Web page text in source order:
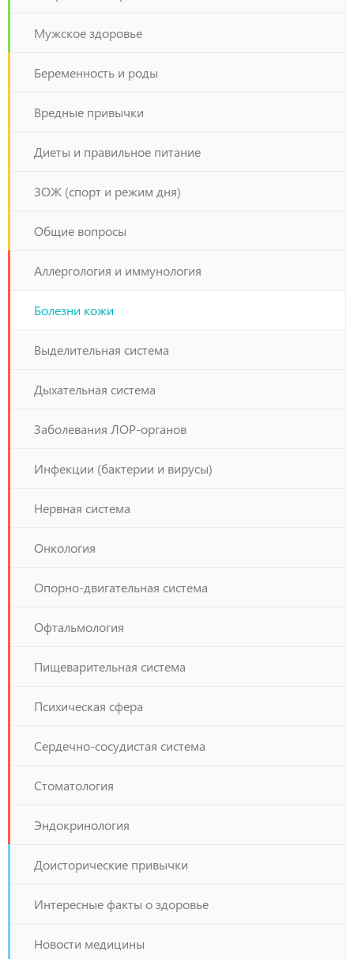
Мужское здоровье
Беременность и роды
Вредные привычки
Диеты и правильное питание
ЗОЖ (спорт и режим дня)
Общие вопросы
Аллергология и иммунология
Болезни кожи
Выделительная система
Дыхательная система
Заболевания ЛОР-органов
Инфекции (бактерии и вирусы)
Нервная система
Онкология
Опорно-двигательная система
Офтальмология
Пищеварительная система
Психическая сфера
Сердечно-сосудистая система
Стоматология
Эндокринология
Доисторические привычки
Интересные факты о здоровье
Новости медицины